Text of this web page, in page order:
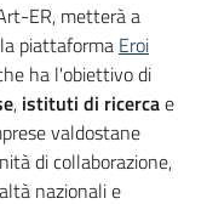
ER, metterà a
piattaforma Eroi
ha l'obiettivo di
, istituti di ricercae
valdostane
di collaborazione,
nazionali e